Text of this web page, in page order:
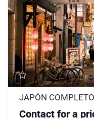
JAPÓN
Contact for a